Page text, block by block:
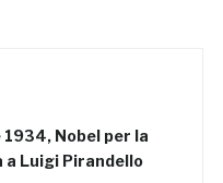
Nobel per la
Luigi Pirandello